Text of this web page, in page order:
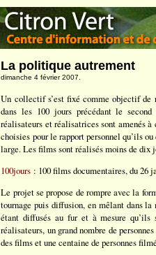
La politique autrement
dimanche 4 février 2007.
Un collectif s’est fixé comme objectif de
dans les 100 jours précédant le
réalisateurs et réalisatrices sont amenés à
choisies pour le rapport personnel qu’ils
large. Les films sont réalisés moins de dix
100jours : 100 films documentaires, du 26
Le projet se propose de rompre avec la
tournage puis diffusion, en mêlant dans
étant diffusés au fur et à mesure
réalisateurs, un grand nombre de
des films et une centaine de personnes